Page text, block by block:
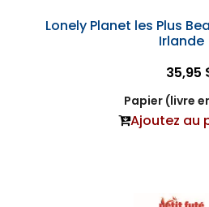
Lonely Planet les Plus
Irlande
35,95
Papier (livre
Ajoutez au